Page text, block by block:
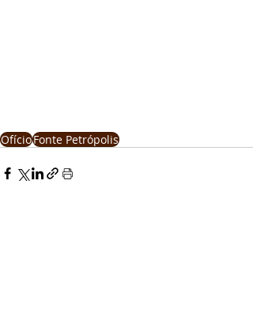
OfícioFonte Petrópolis